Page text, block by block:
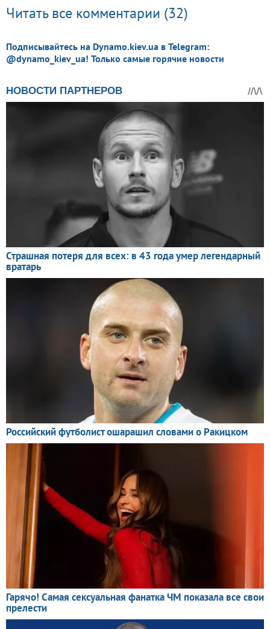
Читать все комментарии (32)
Подписывайтесь на Dynamo.kiev.ua в Telegram:
@dynamo_kiev_ua! Только самые горячие новости